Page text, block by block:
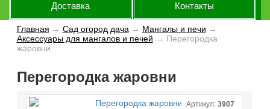
Доставка Контакты
Главная → Сад огород дача → Мангалы и печи →
Аксессуары для мангалов и печей → Перегородка
жаровни
Перегородка жаровни
Артикул: 3907